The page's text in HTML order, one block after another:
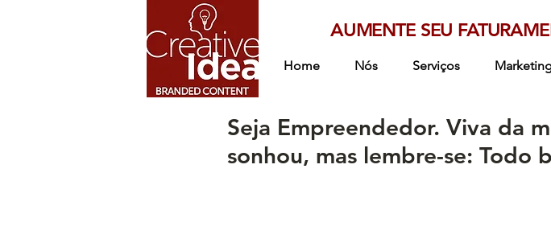
AUMENTE SEU
Home Nós Serviços
Seja Empreendedor. Viva da
sonhou, mas lembre-se: Todo